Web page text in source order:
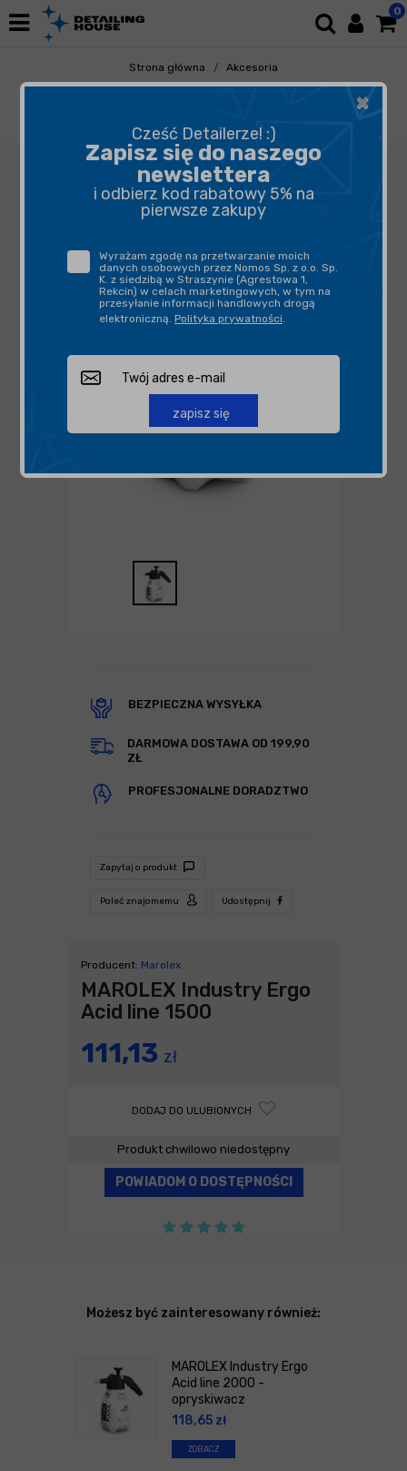
0
Strona główna
Akcesoria
Pozostałe Akcesoria
MAROLEX Industry Ergo Acid line 1500
BEZPIECZNA WYSYŁKA
DARMOWA DOSTAWA OD 199,90
ZŁ
PROFESJONALNE DORADZTWO
Zapytaj o produkt
Poleć znajomemu Udostępnij
Producent: Marolex
MAROLEX Industry Ergo
Acid line 1500
111,13 zł
DODAJ DO ULUBIONYCH
Produkt chwilowo niedostępny
POWIADOM O DOSTĘPNOŚCI
Możesz być zainteresowany również:
MAROLEX Industry Ergo
Acid line 2000 -
opryskiwacz
118,65 zł
ZOBACZ
×
Cześć Detailerze! :)
Zapisz się do naszego
newslettera
i odbierz kod rabatowy 5% na
pierwsze zakupy
Wyrażam zgodę na przetwarzanie moich
danych osobowych przez Nomos Sp. z o.o. Sp.
K. z siedzibą w Straszynie (Agrestowa 1,
Rekcin) w celach marketingowych, w tym na
przesyłanie informacji handlowych drogą
elektroniczną. Polityka prywatności.
zapisz się